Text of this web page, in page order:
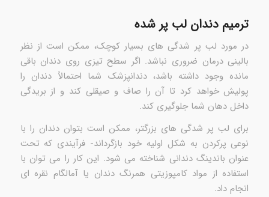
ترمیم دندان لب پر شده
در مورد لب پر شدگی های بسیار کوچک، ممکن است از نظر
بالینی درمان ضروری نباشد. اگر سطح تیزی روی دندان باقی
مانده وجود داشته باشد، دندانپزشک شما احتمالاً دندان را
پولیش خواهد کرد تا آن را صاف و صیقلی کند و از بریدگی
داخل دهان شما جلوگیری کند.
برای لب پر شدگی های بزرگتر، ممکن است بتوان دندان را با
نوعی پرکردن به شکل اولیه خود بازگرداند- فرآیندی که تحت
عنوان باندینگ دندانی شناخته می شود. این کار را می توان با
استفاده از مواد کامپوزیتی همرنگ دندان یا آمالگام نقره ای
انجام داد.